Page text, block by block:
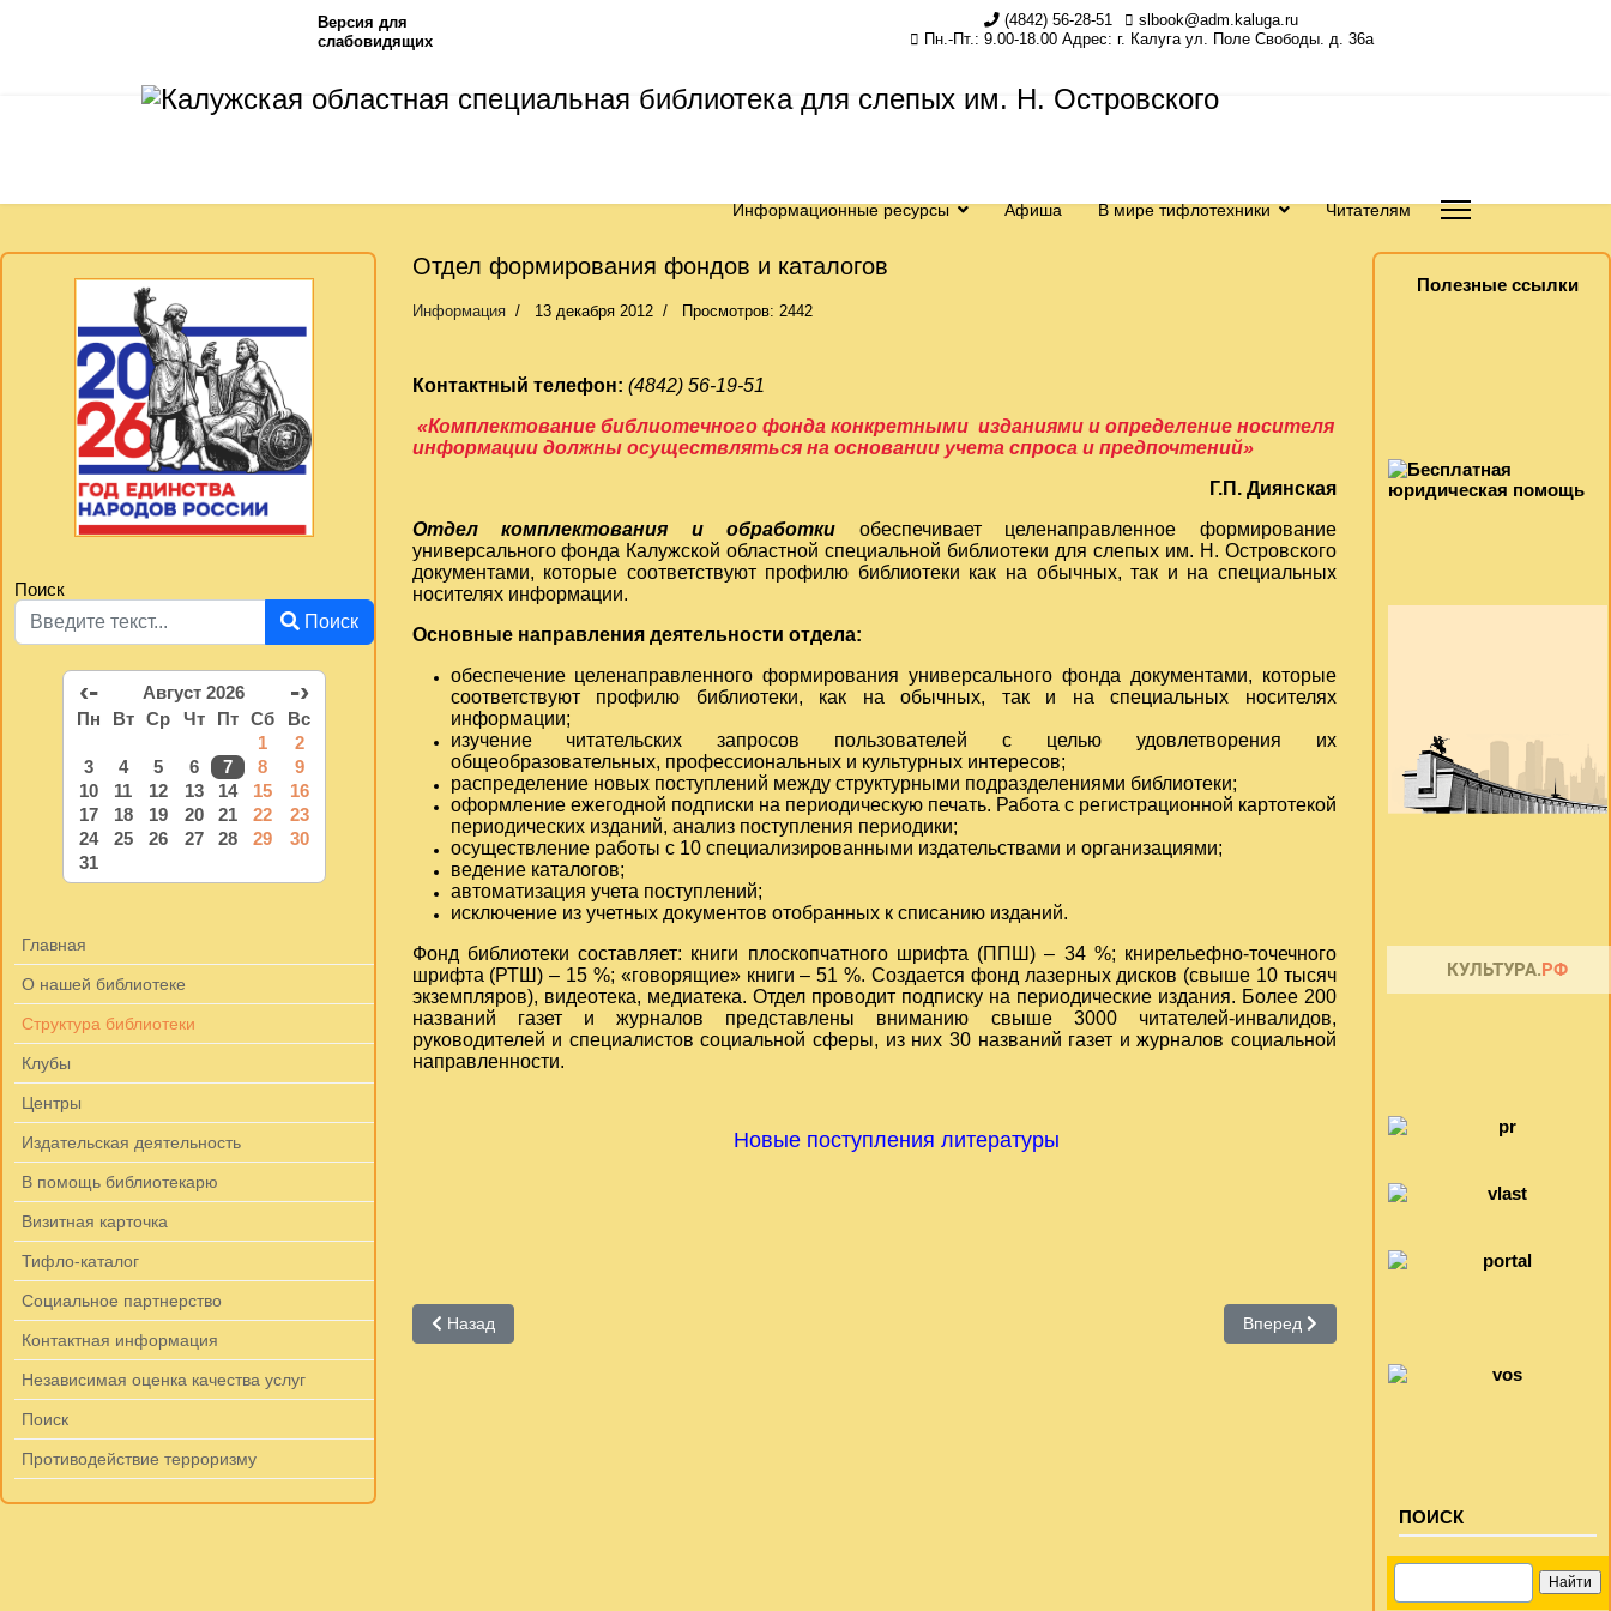
Версия для
слабовидящих
(4842) 56-28-51
slbook@adm.kaluga.ru
Пн.-Пт.: 9.00-18.00 Адрес: г. Калуга ул. Поле Свободы. д. 36а
Информационные ресурсы Афиша В мире тифлотехники Читателям
Поиск
Поиск
‹- Август 2026 -›
Пн Вт Ср Чт Пт Сб
Вс
1
2
3
4 5 6 7 8
9
10
11 12 13 14 15
16
17
18 19 20 21 22
23
24
25 26 27 28 29
30
31
Главная
О нашей библиотеке
Структура библиотеки
Клубы
Центры
Издательская деятельность
В помощь библиотекарю
Визитная карточка
Тифло-каталог
Социальное партнерство
Контактная информация
Независимая оценка качества услуг
Поиск
Противодействие терроризму
Отдел формирования фондов и каталогов
Информация 13 декабря 2012 Просмотров: 2442
Контактный телефон: (4842) 56-19-51
«Комплектование библиотечного фонда конкретными изданиями и определение носителя
информации должны осуществляться на основании учета спроса и предпочтений»
Г.П. Диянская
Отдел комплектования и обработки обеспечивает целенаправленное формирование
универсального фонда Калужской областной специальной библиотеки для слепых им. Н. Островского
документами, которые соответствуют профилю библиотеки как на обычных, так и на специальных
носителях информации.
Основные направления деятельности отдела:
обеспечение целенаправленного формирования универсального фонда документами, которые
соответствуют профилю библиотеки, как на обычных, так и на специальных носителях
информации;
изучение читательских запросов пользователей с целью удовлетворения их
общеобразовательных, профессиональных и культурных интересов;
распределение новых поступлений между структурными подразделениями библиотеки;
оформление ежегодной подписки на периодическую печать. Работа с регистрационной картотекой
периодических изданий, анализ поступления периодики;
осуществление работы с 10 специализированными издательствами и организациями;
ведение каталогов;
автоматизация учета поступлений;
исключение из учетных документов отобранных к списанию изданий.
Фонд библиотеки составляет: книги плоскопчатного шрифта (ППШ) – 34 %; книрельефно-точечного
шрифта (РТШ) – 15 %; «говорящие» книги – 51 %. Создается фонд лазерных дисков (свыше 10 тысяч
экземпляров), видеотека, медиатека. Отдел проводит подписку на периодические издания. Более 200
названий газет и журналов представлены вниманию свыше 3000 читателей-инвалидов,
руководителей и специалистов социальной сферы, из них 30 названий газет и журналов социальной
направленности.
Новые поступления литературы
Предыдущий: Отдел издательских и медиатехнологий
Назад Следующий: Отдел обслуживания
Вперед
Полезные ссылки
ПОИСК